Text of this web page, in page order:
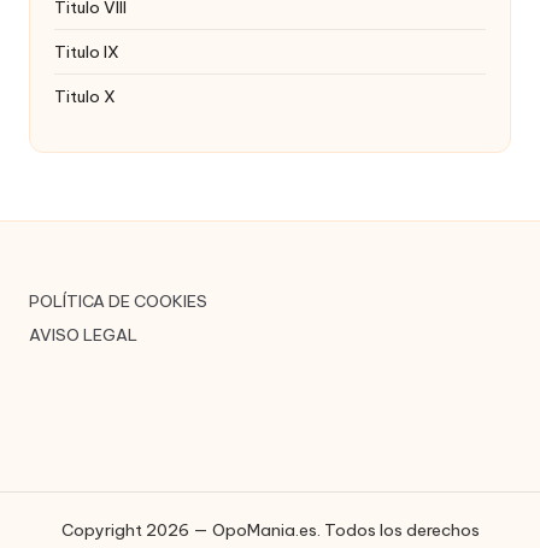
Titulo VIII
Titulo IX
Titulo X
POLÍTICA DE COOKIES
AVISO LEGAL
Copyright 2026 — OpoMania.es. Todos los derechos